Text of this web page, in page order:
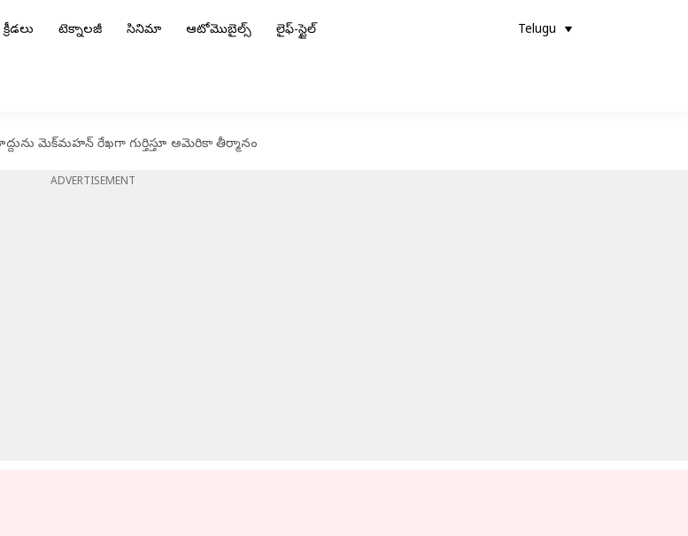
క్రీడలు టెక్నాలజీ సినిమా ఆటోమొబైల్స్ లైఫ్-స్టైల్ Telugu
మెక్‌మహన్ రేఖగా గుర్తిస్తూ అమెరికా తీర్మానం
ADVERTISEMENT